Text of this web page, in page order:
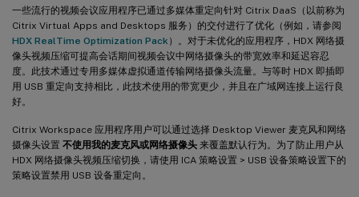
一些流行的视频会议应用程序已通过多媒体重定向针对 Citrix DaaS（以前称为
Citrix Virtual Apps and Desktops 服务）的交付进行了优化（例如，请参阅
HDX RealTime Optimization Pack ）。对于未优化的应用程序，HDX 网络摄
像头视频压缩可提高会话期间视频会议中网络摄像头的带宽效率和延迟容忍
度。此技术通过专用多媒体虚拟通道传输网络摄像头流量。与等时 HDX 即插即
用 USB 重定向支持相比，此技术使用的带宽更少，并且在广域网连接上运行良
好。
Citrix Workspace 应用程序用户可以通过选择 Desktop Viewer 麦克风和网络
摄像头设置 不使用我的麦克风或网络摄像头 来覆盖默认行为。为了防止用户从
HDX 网络摄像头视频压缩切换，请使用 ICA 策略设置 > USB 设备策略设置下的
策略设置禁用 USB 设备重定向。